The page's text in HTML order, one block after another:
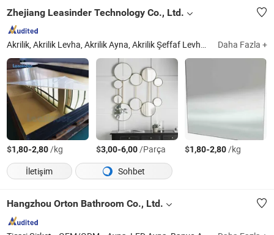
Zhejiang Leasinder Technology Co., Ltd.
Akrilik, Akrilik Levha, Akrilik Ayna, Akrilik Şeffaf Levha, PS Levha Daha Fazla +
$1,80-2,80/kg $3,00-6,00/Parça $1,80-2,80/kg
İletişim
Sohbet
Hangzhou Orton Bathroom Co., Ltd.